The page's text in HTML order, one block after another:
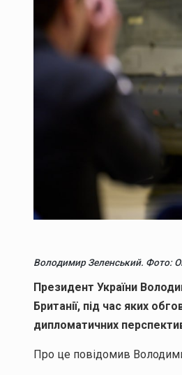
Володимир Зеленський. Фото:
Президент України
Британії, під час яких
дипломатичних
Про це повідомив